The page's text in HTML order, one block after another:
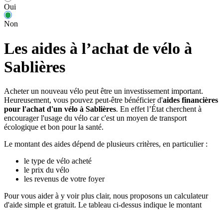
Oui
Non
Les aides à l’achat de vélo à
Sablières
Acheter un nouveau vélo peut être un investissement important.
Heureusement, vous pouvez peut-être bénéficier d'aides financières
pour l'achat d'un vélo à Sablières. En effet l’État cherchent à
encourager l'usage du vélo car c'est un moyen de transport
écologique et bon pour la santé.
Le montant des aides dépend de plusieurs critères, en particulier :
le type de vélo acheté
le prix du vélo
les revenus de votre foyer
Pour vous aider à y voir plus clair, nous proposons un calculateur
d'aide simple et gratuit. Le tableau ci-dessus indique le montant